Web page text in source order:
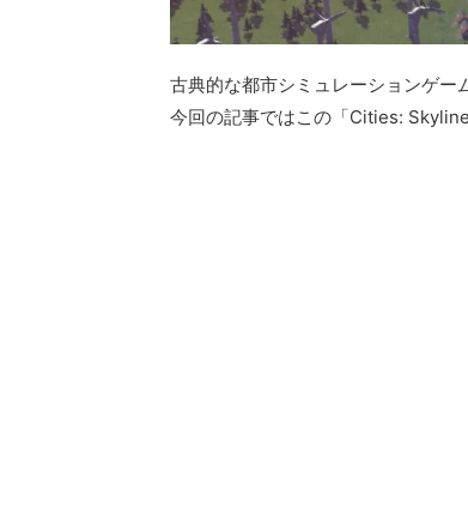
古典的な都市シミュレーションゲー
今回の記事ではこの「Cities: